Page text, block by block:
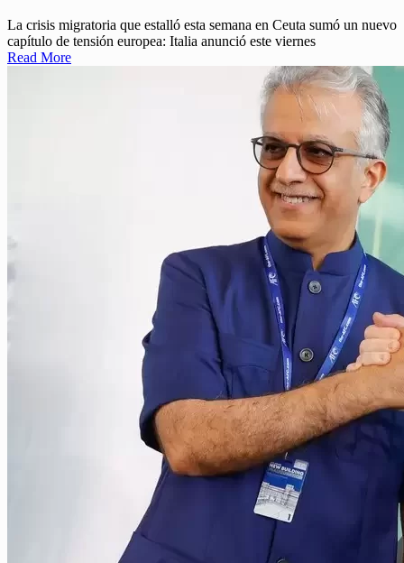
La crisis migratoria que estalló esta semana en Ceuta sumó un nuevo
capítulo de tensión europea: Italia anunció este viernes
Read More